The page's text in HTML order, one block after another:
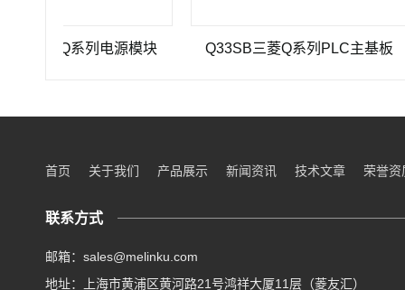
Q系列电源模块 Q33SB三菱Q系列PLC主基板
首页 关于我们 产品展示 新闻资讯 技术文章 荣誉资
联系方式
邮箱：sales@melinku.com
地址：上海市黄浦区黄河路21号鸿祥大厦11层（菱友汇）